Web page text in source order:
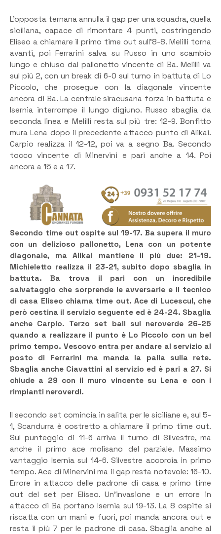
L’opposta ternana annulla il gap per una squadra, quella
siciliana, capace di rimontare 4 punti, costringendo
Eliseo a chiamare il primo time out sull’8-8. Melilli torna
avanti, poi Ferrarini salva su Russo in uno scambio
lungo e chiuso dal pallonetto vincente di Ba. Melilli va
sul più 2, con un break di 6-0 sul turno in battuta di Lo
Piccolo, che prosegue con la diagonale vincente
ancora di Ba. La centrale siracusana forza in battuta e
Isernia interrompe il lungo digiuno. Russo sbaglia da
seconda linea e Melilli resta sul più tre: 12-9. Bonfitto
mura Lena dopo il precedente attacco punto di Alikai.
Carpio realizza il 12-12, poi va a segno Ba. Secondo
tocco vincente di Minervini e pari anche a 14. Poi
ancora a 15 e a 17.
Secondo time out ospite sul 19-17. Ba supera il muro
con un delizioso pallonetto, Lena con un potente
diagonale, ma Alikai mantiene il più due: 21-19.
Michieletto realizza il 23-21, subito dopo sbaglia in
battuta. Ba trova il pari con un incredibile
salvataggio che sorprende le avversarie e il tecnico
di casa Eliseo chiama time out. Ace di Lucescul, che
però cestina il servizio seguente ed è 24-24. Sbaglia
anche Carpio. Terzo set ball sul neroverde 26-25
quando a realizzare il punto è Lo Piccolo con un bel
primo tempo. Vescovo entra per andare al servizio al
posto di Ferrarini ma manda la palla sulla rete.
Sbaglia anche Ciavattini al servizio ed è pari a 27. Si
chiude a 29 con il muro vincente su Lena e con i
rimpianti neroverdi.
Il secondo set comincia in salita per le siciliane e, sul 5-
1, Scandurra è costretto a chiamare il primo time out.
Sul punteggio di 11-6 arriva il turno di Silvestre, ma
anche il primo ace molisano del parziale. Massimo
vantaggio Isernia sul 14-6. Silvestre accorcia in primo
tempo. Ace di Minervini ma il gap resta notevole: 16-10.
Errore in attacco delle padrone di casa e primo time
out del set per Eliseo. Un’invasione e un errore in
attacco di Ba portano Isernia sul 19-13. La 8 ospite si
riscatta con un mani e fuori, poi manda ancora out e
resta il più 7 per le padrone di casa. Sbaglia anche al